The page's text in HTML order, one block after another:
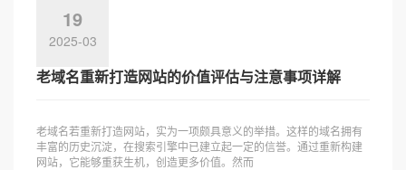
19
2025-03
老域名重新打造网站的价值评估与注意事项详解
老域名若重新打造网站，实为一项颇具意义的举措。这样的域名拥有
丰富的历史沉淀，在搜索引擎中已建立起一定的信誉。通过重新构建
网站，它能够重获生机，创造更多价值。然而